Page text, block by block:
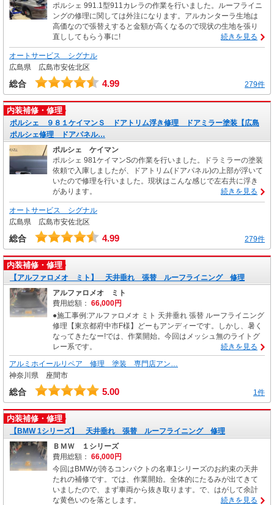
ポルシェ 991.1型911カレラの作業を行いました。ルーフライニ
ングの修理に関しては外注になります。アルカンターラ生地は
高価なので張替えすると金額が高くなるので現状の生地を張り
直ししてもらう事に!
続きを見る
オートサービス シグナル
広島県 広島市安佐北区
総合 4.99 279件
内装補修・修理
ポルシェ ９８１ケイマンＳ ドアトリム浮き修理 ドアミラー塗装【広島
ポルシェ修理 ドアパネル…
ポルシェ ケイマン
ポルシェ 981ケイマンSの作業を行いました。ドラミラーの塗装
依頼で入庫しましたが、ドアトリム(ドアパネル)の上部が浮いて
いたので修理を行いました。現状はこんな感じで左右共に浮き
があります。
続きを見る
オートサービス シグナル
広島県 広島市安佐北区
総合 4.99 279件
内装補修・修理
【アルファロメオ ミト】 天井垂れ 張替 ルーフライニング 修理
アルファロメオ ミト
費用総額： 66,000円
●施工事例:アルファロメオ ミト 天井垂れ 張替 ルーフライニング
修理【東京都府中市F様】どーもアンディーです。しかし、暑く
なってきたなー!では、作業開始。今回はメッシュ無のライトグ
レー系です。
続きを見る
アルミホイールリペア 修理 塗装 専門店アン…
神奈川県 座間市
総合 5.00 1件
内装補修・修理
【BMW 1シリーズ】 天井垂れ 張替 ルーフライニング 修理
ＢＭＷ １シリーズ
費用総額： 66,000円
今回はBMWが誇るコンパクトの名車1シリーズのお約束の天井
たれの補修です。では、作業開始。全体的にたるみが出てきて
いましたので、まず車両から抜き取ります。で、はがして余計
な黄色いのを落とします。
続きを見る